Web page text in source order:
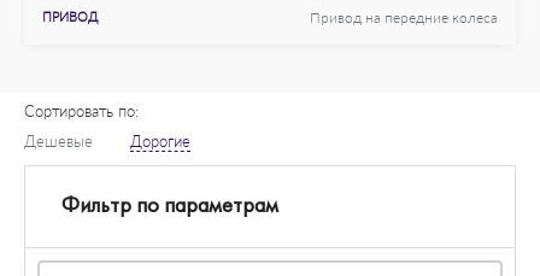
ПРИВОД Привод на передние колеса
Сортировать по:
Дешевые
Дорогие
Фильтр по параметрам